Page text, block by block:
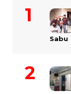
Sabu